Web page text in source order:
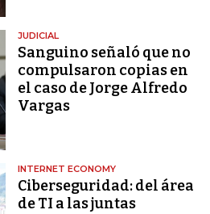
JUDICIAL
Sanguino señaló que no
compulsaron copias en
el caso de Jorge Alfredo
Vargas
INTERNET ECONOMY
Ciberseguridad: del área
de TI a las juntas